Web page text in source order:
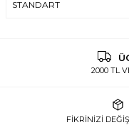
2000 TL
FİKRİNİZİ